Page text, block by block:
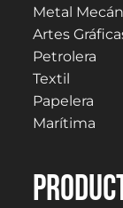
Metal
Artes
Petrolera
Textil
Papelera
Marítima